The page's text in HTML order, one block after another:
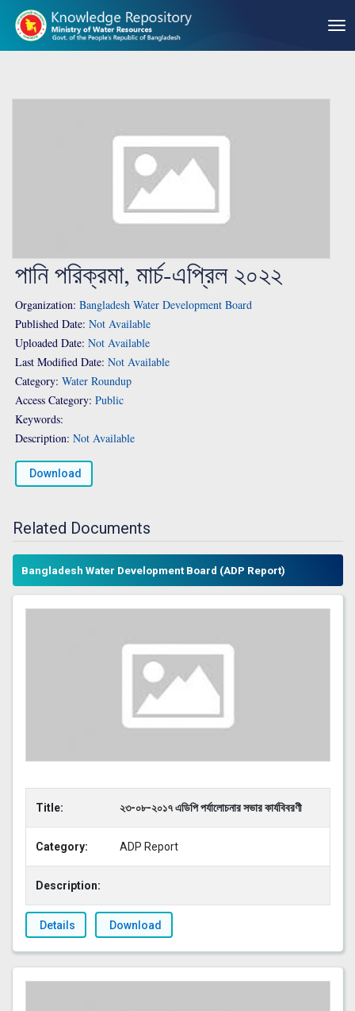
পানি পরিক্রমা, মার্চ-এপ্রিল ২০২২
Organization: Bangladesh Water Development Board
Published Date: Not Available
Uploaded Date: Not Available
Last Modified Date: Not Available
Category: Water Roundup
Access Category: Public
Keywords:
Description: Not Available
Download
Related Documents
Bangladesh Water Development Board (ADP Report)
Title: ২৩-০৮-২০১৭ এডিপি পর্যালোচনার সভার কার্যবিবরণী
Category: ADP Report
Description:
Details Download